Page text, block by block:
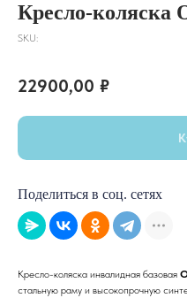
Кресло-коляска
SKU:
22900,00 ₽
Поделиться в соц. сетях
Кресло-коляска инвалидная базовая
стальную раму и высокопрочную